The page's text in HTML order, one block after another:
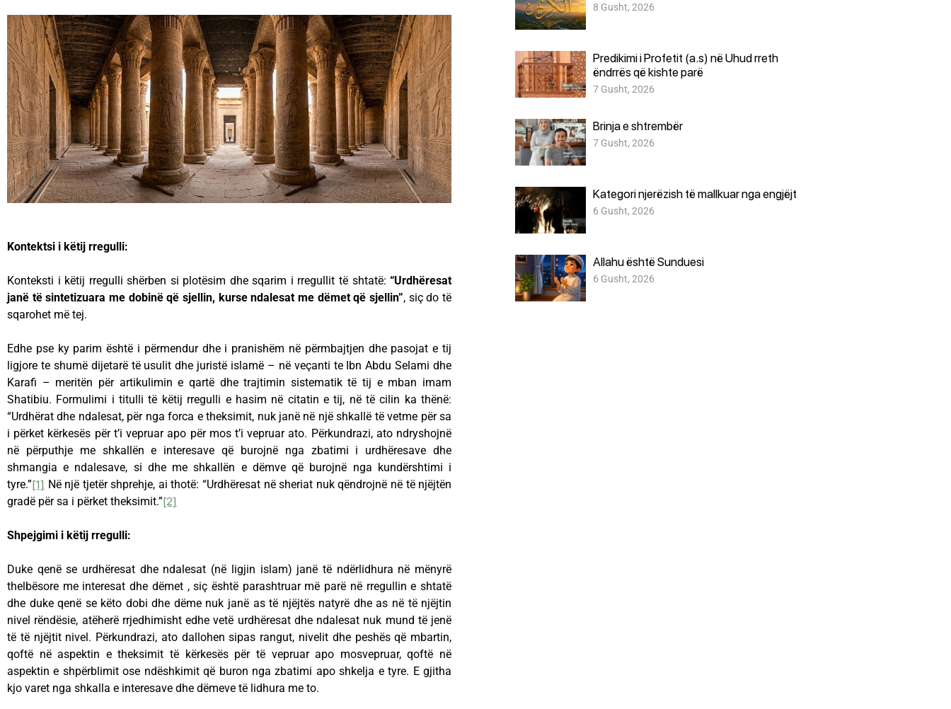
Kontektsi i këtij rregulli:
Konteksti i këtij rregulli shërben si plotësim dhe sqarim i rregullit të shtatë:“Urdhëresat
janë të sintetizuara me dobinë që sjellin, kurse ndalesat me dëmet që sjellin”, siç do të
sqarohet më tej.
Edhe pse ky parim është i përmendur dhe i pranishëm në përmbajtjen dhe pasojat e tij
ligjore te shumë dijetarë të usulit dhe juristë islamë – në veçanti te Ibn Abdu Selami dhe
Karafi – meritën për artikulimin e qartë dhe trajtimin sistematik të tij e mban imam
Shatibiu. Formulimi i titulli të këtij rregulli e hasim në citatin e tij, në të cilin ka thënë:
“Urdhërat dhe ndalesat, për nga forca e theksimit, nuk janë në një shkallë të vetme për sa
i përket kërkesës për t’i vepruar apo për mos t’i vepruar ato. Përkundrazi, ato ndryshojnë
në përputhje me shkallën e interesave që burojnë nga zbatimi i urdhëresave dhe
shmangia e ndalesave, si dhe me shkallën e dëmve që burojnë nga kundërshtimi i
tyre.”[1] Në një tjetër shprehje, ai thotë: “Urdhëresat në sheriat nuk qëndrojnë në të njëjtën
gradë për sa i përket theksimit.”[2]
Shpejgimi i këtij rregulli:
Duke qenë se urdhëresat dhe ndalesat (në ligjin islam) janë të ndërlidhura në mënyrë
thelbësore me interesat dhe dëmet , siç është parashtruar më parë në rregullin e shtatë
dhe duke qenë se këto dobi dhe dëme nuk janë as të njëjtës natyrë dhe as në të njëjtin
nivel rëndësie, atëherë rrjedhimisht edhe vetë urdhëresat dhe ndalesat nuk mund të jenë
të të njëjtit nivel. Përkundrazi, ato dallohen sipas rangut, nivelit dhe peshës që mbartin,
qoftë në aspektin e theksimit të kërkesës për të vepruar apo mosvepruar, qoftë në
aspektin e shpërblimit ose ndëshkimit që buron nga zbatimi apo shkelja e tyre. E gjitha
kjo varet nga shkalla e interesave dhe dëmeve të lidhura me to.
8 Gusht, 2026
Predikimi i Profetit (a.s) në Uhud rreth
ëndrrës që kishte parë
7 Gusht, 2026
Brinja e shtrembër
7 Gusht, 2026
Kategori njerëzish të mallkuar nga engjëjt
6 Gusht, 2026
Allahu është Sunduesi
6 Gusht, 2026